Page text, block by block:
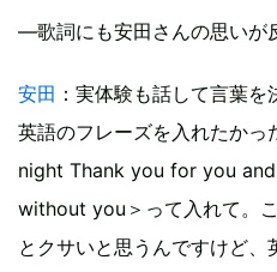
―歌詞にも安田さんの思いが
安田 ：実体験も話して言葉を
英語のフレーズを入れたか
night Thank you for you
without you＞って入れて。
とクサいと思うんですけど